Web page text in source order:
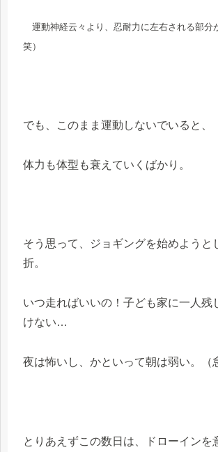
運動神経云々より、忍耐力に左右される部分
笑）
でも、このまま運動しないでいると、
体力も体型も衰えていくばかり。
そう思って、ジョギングを始めようと
折。
いつ走ればいいの！子ども家に一人残
けない…
夜は怖いし、かといって朝は弱い。（
とりあえずこの数日は、ドローインを